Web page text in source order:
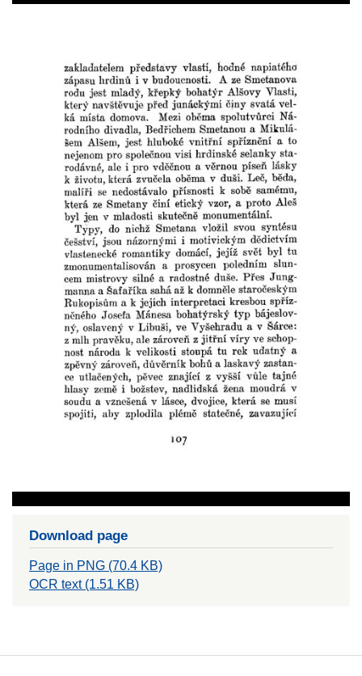
Download page
Page in PNG (70.4 KB)
OCR text (1.51 KB)